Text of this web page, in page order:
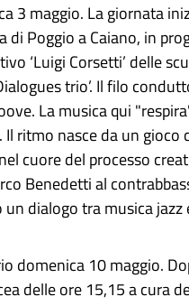
3 maggio. La giornata
Poggio a Caiano, in
‘Luigi Corsetti’ delle
trio’. Il filo
La musica qui
ritmo nasce da un gioco
cuore del processo
Benedetti al
dialogo tra musica jazz
domenica 10 maggio.
delle ore 15,15 a cura